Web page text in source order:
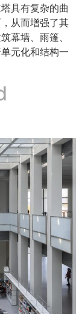
具有复杂的曲
从而增强了其
幕墙、雨篷、
元化和结构一